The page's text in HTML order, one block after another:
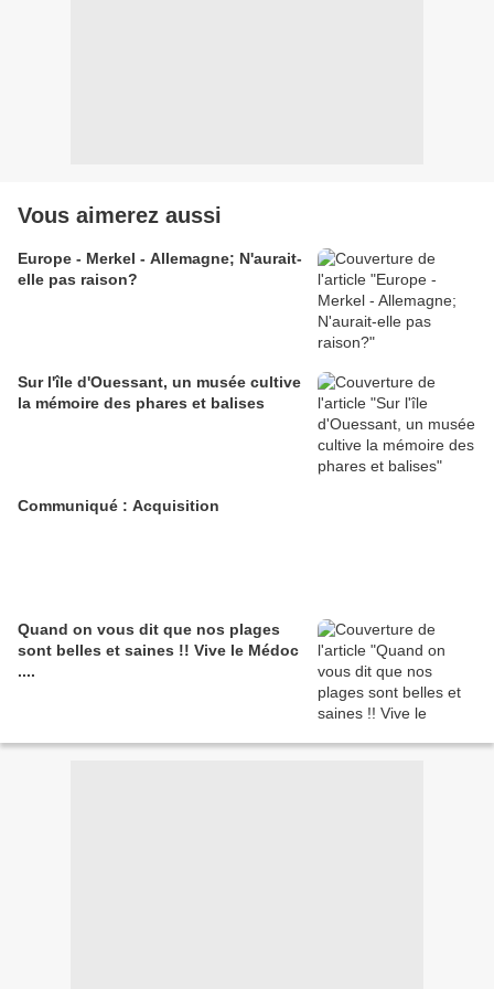
Vous aimerez aussi
Europe - Merkel - Allemagne; N'aurait-
elle pas raison?
Sur l'île d'Ouessant, un musée cultive
la mémoire des phares et balises
Communiqué : Acquisition
Quand on vous dit que nos plages
sont belles et saines !! Vive le Médoc
....